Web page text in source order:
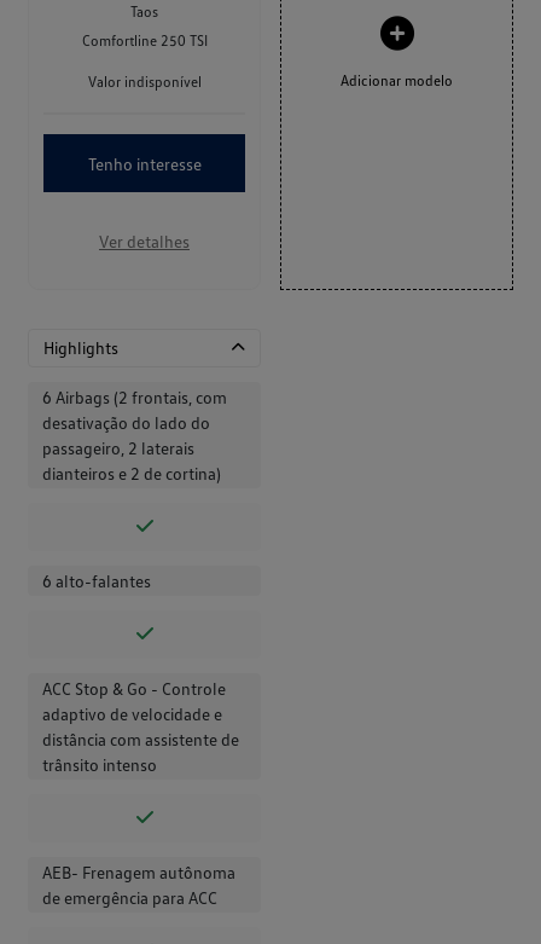
Taos
Comfortline 250 TSI
Valor indisponível
Tenho interesse
Ver detalhes
Adicionar modelo
Highlights
6 Airbags (2 frontais, com
desativação do lado do
passageiro, 2 laterais
dianteiros e 2 de cortina)
6 alto-falantes
ACC Stop & Go - Controle
adaptivo de velocidade e
distância com assistente de
trânsito intenso
AEB- Frenagem autônoma
de emergência para ACC